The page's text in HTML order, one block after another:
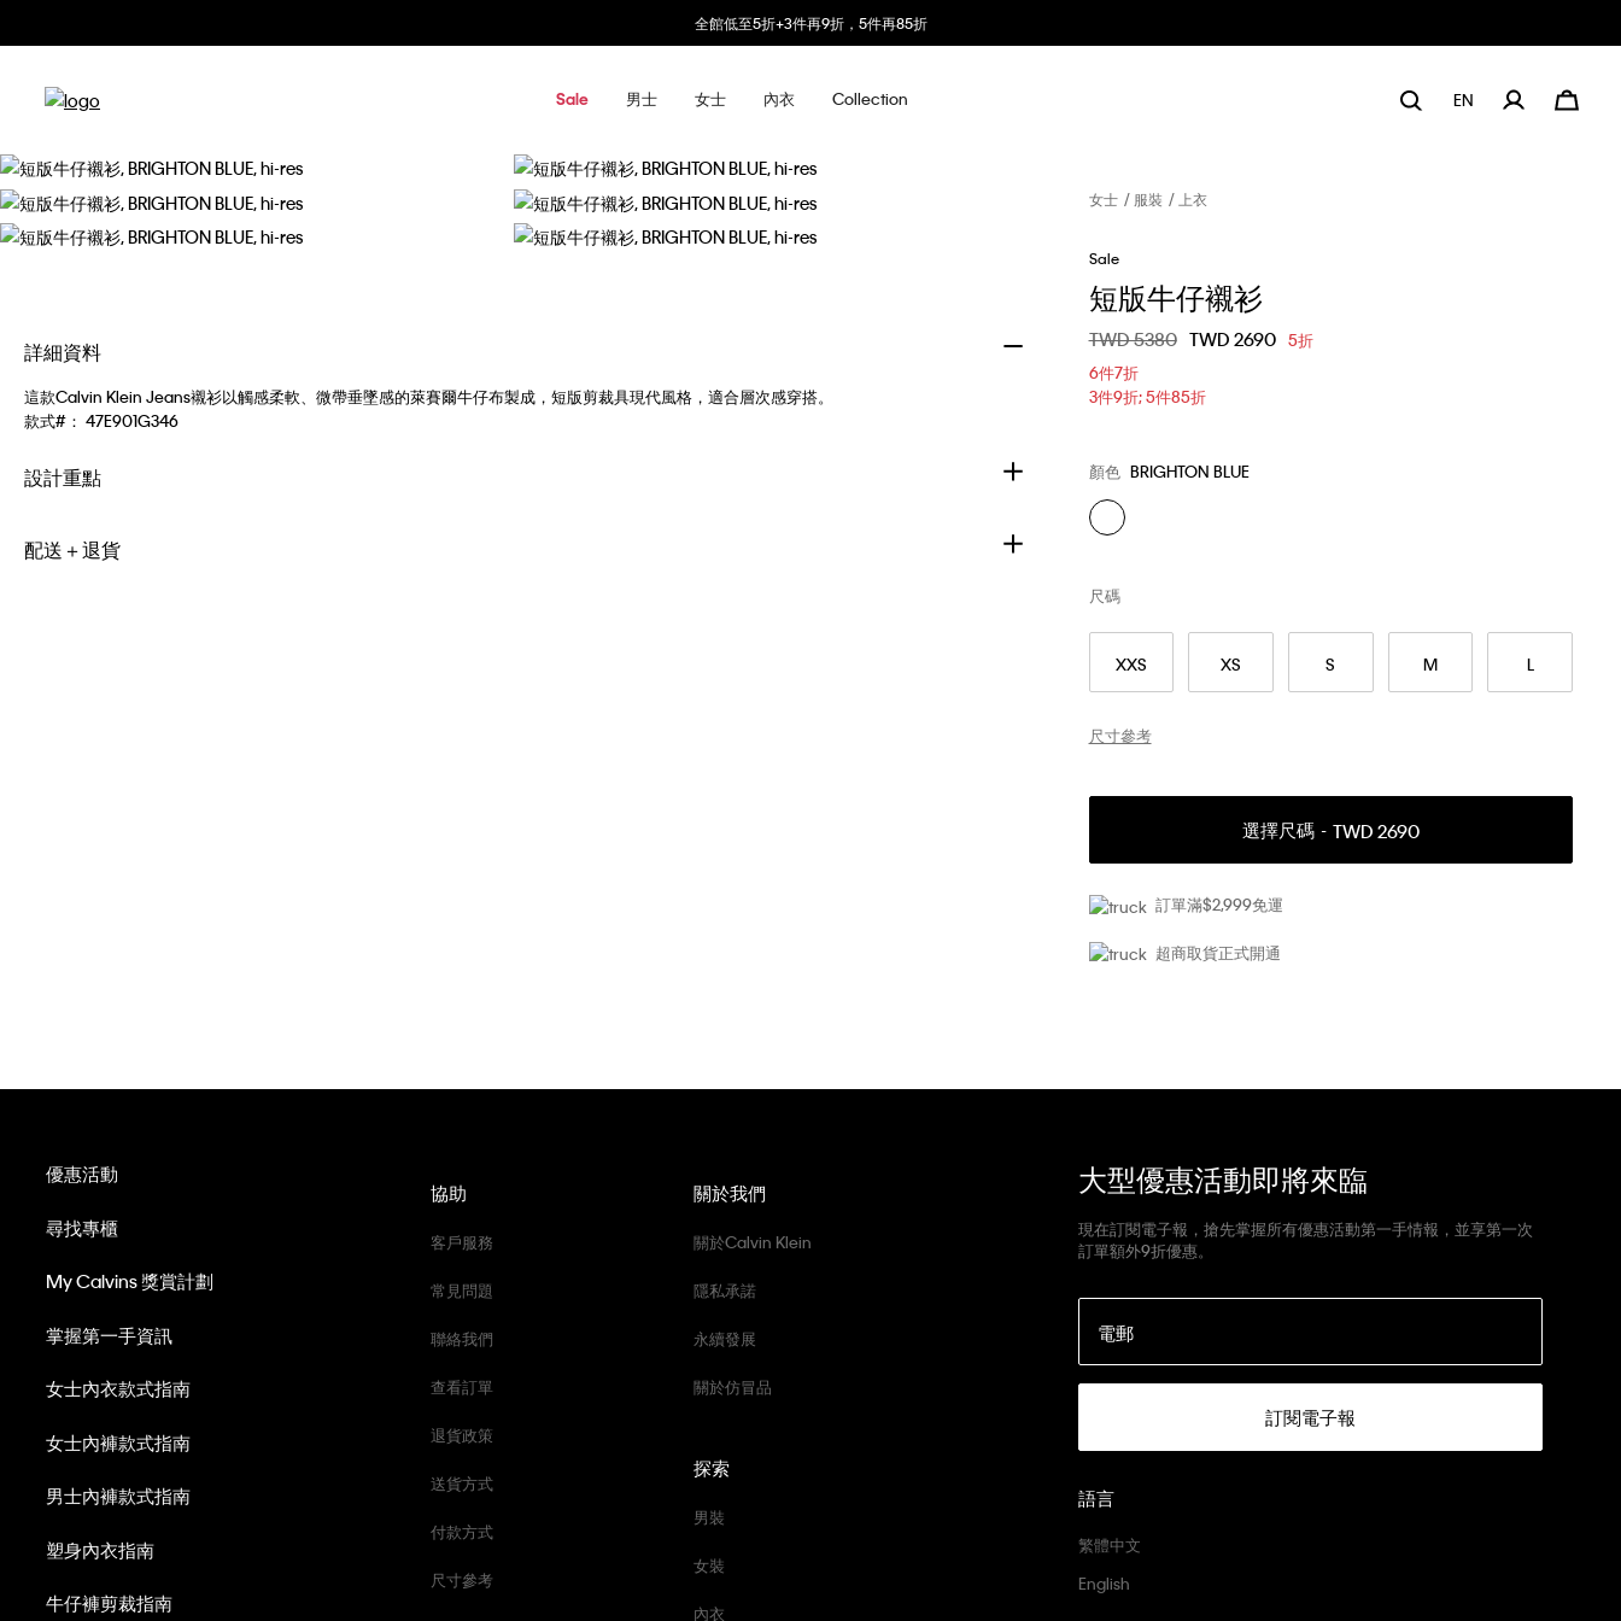
全館低至5折+3件再9折，5件再85折
Sale 男士 女士 內衣 Collection EN
詳細資料
這款Calvin Klein Jeans襯衫以觸感柔軟、微帶垂墜感的萊賽爾牛仔布製成，短版剪裁具現代風格，適合層次感穿搭。
款式#： 47E901G346
設計重點
配送＋退貨
女士 服裝 上衣
Sale
短版牛仔襯衫
價格扣減從
TWD 5380至TWD 2690 5折
6件7折
3件9折; 5件85折
顏色 BRIGHTON BLUE
XXS XS S M L
尺碼
尺寸參考
選擇尺碼 TWD 2690
訂單滿$2,999免運
超商取貨正式開通
大型優惠活動即將來臨
現在訂閱電子報，搶先掌握所有優惠活動第一手情報，並享第一次
訂單額外9折優惠。
電郵
訂閱電子報
語言
繁體中文
English
協助
客戶服務
常見問題
聯絡我們
查看訂單
退貨政策
送貨方式
付款方式
尺寸參考
優惠活動
尋找專櫃
My Calvins 獎賞計劃
掌握第一手資訊
女士內衣款式指南
女士內褲款式指南
男士內褲款式指南
塑身內衣指南
牛仔褲剪裁指南
探索
男裝
女裝
內衣
關於我們
關於Calvin Klein
隱私承諾
永續發展
關於仿冒品